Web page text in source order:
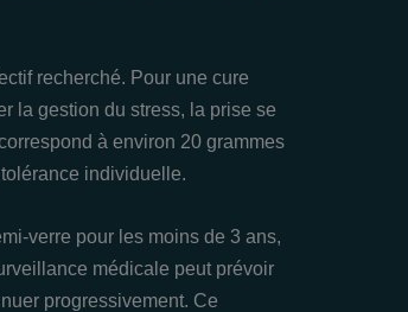
recherché. Pour une cure
la gestion du stress, la prise se
à environ 20 grammes
individuelle.
verre pour les moins de 3 ans,
médicale peut prévoir
progressivement. Ce